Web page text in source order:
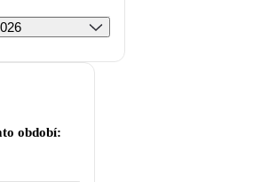
období: